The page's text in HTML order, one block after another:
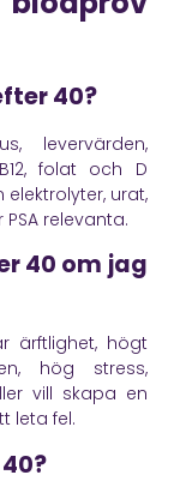
40?
levervärden,
folat och D
urat,
relevanta.
40 om jag
ärftlighet, högt
hög stress,
vill skapa en
leta fel.